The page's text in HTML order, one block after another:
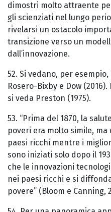
dimostri molto attraente
gli scienziati nel lungo
rivelarsi un ostacolo
transizione verso un
dall’innovazione.
52. Si vedano, per
Rosero-Bixby e Dow
si veda Preston (1975).
53. “Prima del 1870, la
poveri era molto simile,
paesi ricchi mentre i
sono iniziati solo dopo il
che le innovazioni
nei paesi ricchi e si
povere” (Bloom e Canning,